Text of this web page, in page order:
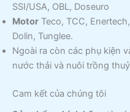
SSI/USA, OBL, Doseuro
Motor Teco, TCC,
Dolin, Tunglee.
Ngoài ra còn các phụ kiện
nước thải và nuôi trồng
Cam kết của chúng tôi